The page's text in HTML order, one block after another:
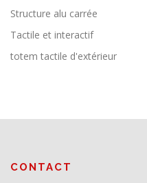
Structure alu carrée
Tactile et interactif
totem tactile d'extérieur
CONTACT